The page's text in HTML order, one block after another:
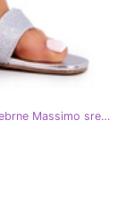
Vinceza Ženske sandale na visoku petu sjajne srebrne Massimo srebro